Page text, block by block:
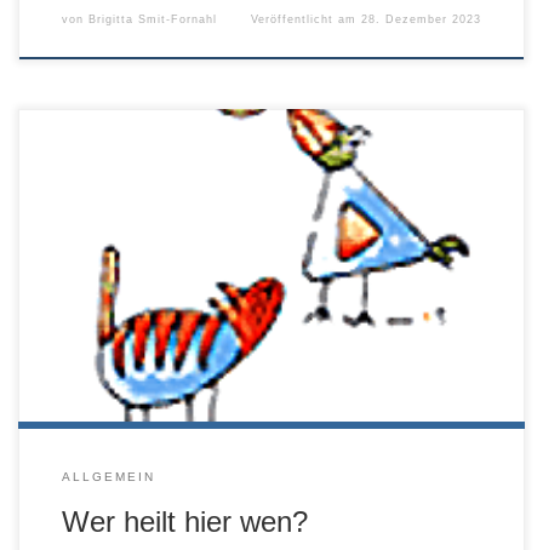
von Brigitta Smit-Fornahl Veröffentlicht am28. Dezember 2023
Ganzheitlicher Exkus von: Brigitta Smit-Fornahl, Elvira Ffr. v.
Schenck, Silke Meyer, Isabel Raabe, Christian Torp, Stefan
Hauck, Ute Reiter, Eugen Schabel Alle Informationen finden
Sie hier zum Download.
ALLGEMEIN
Wer heilt hier wen?